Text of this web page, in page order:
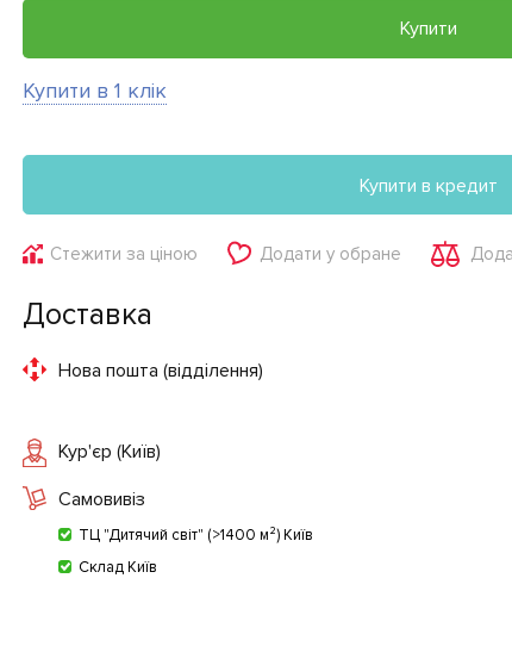
Купити
Купити в 1 клік
Купити в кредит
Стежити за ціною Додати у обране
Доставка
Нова пошта (відділення)
Кур'єр (Київ)
Самовивіз
ТЦ "Дитячий світ" (>1400 м²) Київ
Склад Київ